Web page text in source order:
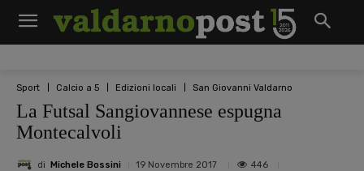
Sport Calcio a 5 Edizioni locali San Giovanni Valdarno
La Futsal Sangiovannese espugna
Montecalvoli
di Michele Bossini 19 Novembre 2017 446